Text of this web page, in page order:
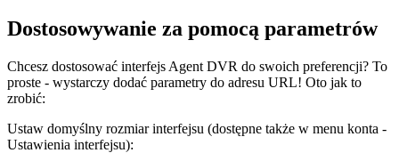
Dostosowywanie za pomocą parametrów
Chcesz dostosować interfejs Agent DVR do swoich preferencji? To
proste - wystarczy dodać parametry do adresu URL! Oto jak to
zrobić:
Ustaw domyślny rozmiar interfejsu (dostępne także w menu konta -
Ustawienia interfejsu):